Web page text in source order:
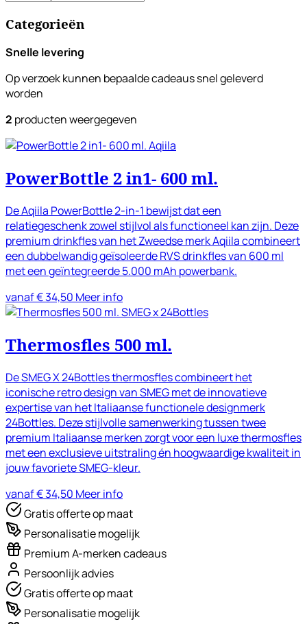
Categorieën
Snelle levering
Op verzoek kunnen bepaalde cadeaus snel geleverd
worden
2 producten weergegeven
Aqiila
PowerBottle 2 in1- 600 ml.
De Aqiila PowerBottle 2-in-1 bewijst dat een
relatiegeschenk zowel stijlvol als functioneel kan zijn. Deze
premium drinkfles van het Zweedse merk Aqiila combineert
een dubbelwandig geïsoleerde RVS drinkfles van 600 ml
met een geïntegreerde 5.000 mAh powerbank.
vanaf € 34,50 Meer info
SMEG x 24Bottles
Thermosfles 500 ml.
De SMEG X 24Bottles thermosfles combineert het
iconische retro design van SMEG met de innovatieve
expertise van het Italiaanse functionele designmerk
24Bottles. Deze stijlvolle samenwerking tussen twee
premium Italiaanse merken zorgt voor een luxe thermosfles
met een exclusieve uitstraling én hoogwaardige kwaliteit in
jouw favoriete SMEG-kleur.
vanaf € 34,50 Meer info
Gratis offerte op maat
Personalisatie mogelijk
Premium A-merken cadeaus
Persoonlijk advies
Gratis offerte op maat
Personalisatie mogelijk